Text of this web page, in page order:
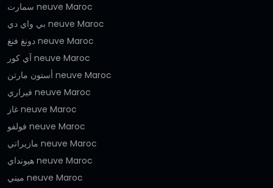
سمارت neuve Maroc
بي واي دي neuve Maroc
دونغ فنغ neuve Maroc
آي كور neuve Maroc
أستون مارتن neuve Maroc
فيراري neuve Maroc
غاز neuve Maroc
فولفو neuve Maroc
مازيراتي neuve Maroc
هيونداي neuve Maroc
ميني neuve Maroc